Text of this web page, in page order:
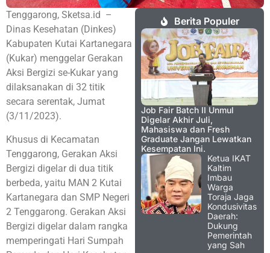
Tenggarong, Sketsa.id –
Dinas Kesehatan (Dinkes)
Kabupaten Kutai Kartanegara
(Kukar) menggelar Gerakan
Aksi Bergizi se-Kukar yang
dilaksanakan di 32 titik
secara serentak, Jumat
(3/11/2023).
Khusus di Kecamatan
Tenggarong, Gerakan Aksi
Bergizi digelar di dua titik
berbeda, yaitu MAN 2 Kutai
Kartanegara dan SMP Negeri
2 Tenggarong. Gerakan Aksi
Bergizi digelar dalam rangka
memperingati Hari Sumpah
Berita Populer
Job Fair Batch II Unmul
Digelar Akhir Juli,
Mahasiswa dan Fresh
Graduate Jangan Lewatkan
Kesempatan Ini.
Ketua IKAT
Kaltim
Imbau
Warga
Toraja Jaga
Kondusivitas
Daerah:
Dukung
Pemerintah
yang Sah